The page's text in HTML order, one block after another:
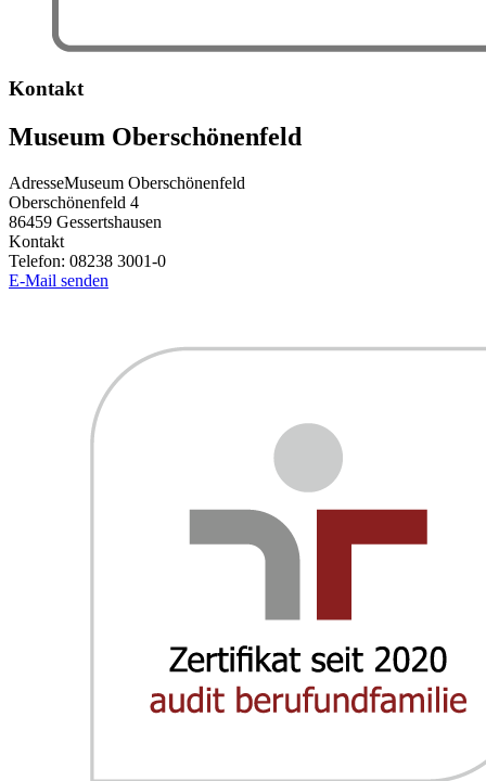
Kontakt
Museum Oberschönenfeld
AdresseMuseum Oberschönenfeld
Oberschönenfeld 4
86459 Gessertshausen
Kontakt
Telefon: 08238 3001-0
E-Mail senden